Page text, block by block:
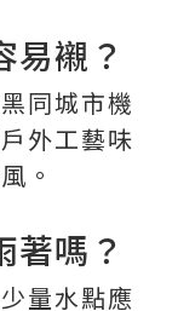
易襯？
同城市機
外工藝味
。
著嗎？
量水點應